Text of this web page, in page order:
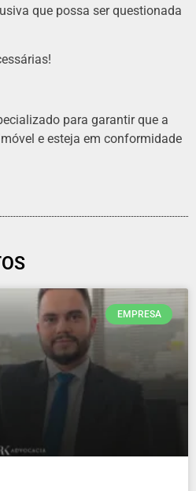
que possa ser questionada
para garantir que a
e esteja em conformidade
EMPRESA